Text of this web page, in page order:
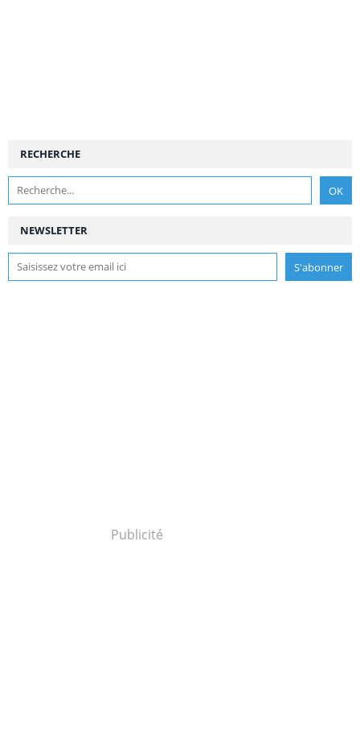
NEWSLETTER
RECHERCHE
Publicité